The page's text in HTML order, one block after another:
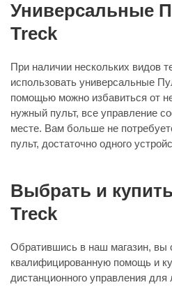
Универсальные
Treck
При наличии нескольких видов
использовать универсальные
помощью можно избавиться от
нужный пульт, все управление
месте. Вам больше не
пульт, достаточно одного
Выбрать и
Treck
Обратившись в наш магазин, вы
квалифицированную помощь и
дистанционного управления для